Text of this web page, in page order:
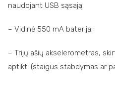
naudojant USB sąsają;
– Vidinė 550 mA baterija;
– Trijų ašių akselerometras,
aptikti (staigus stabdymas ar